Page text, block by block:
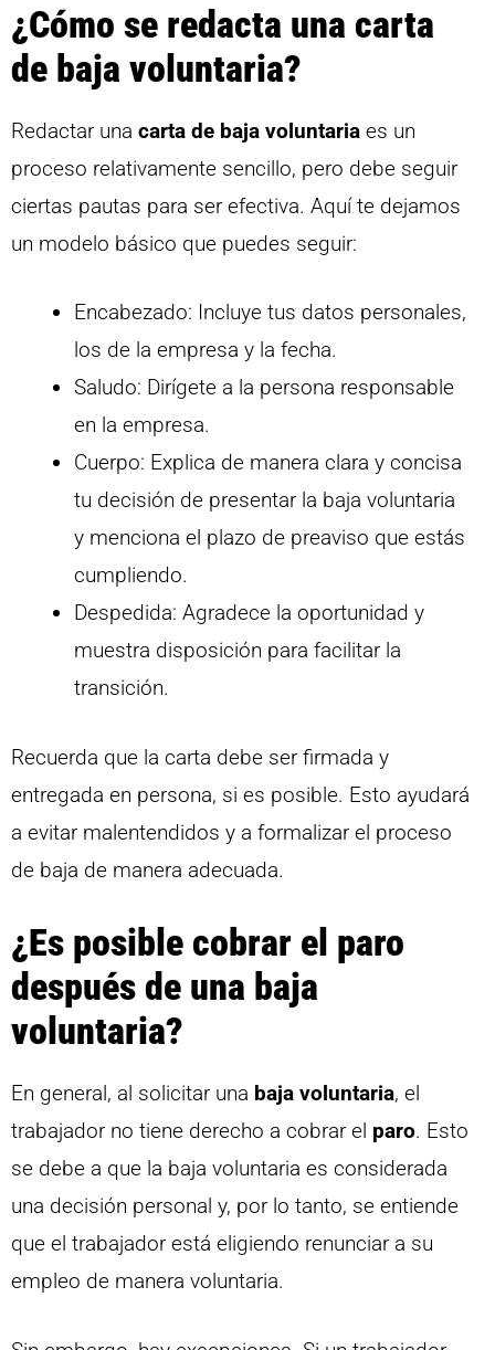
¿Cómo se redacta una carta
de baja voluntaria?
Redactar una carta de baja voluntaria es un
proceso relativamente sencillo, pero debe seguir
ciertas pautas para ser efectiva. Aquí te dejamos
un modelo básico que puedes seguir:
Encabezado: Incluye tus datos personales,
los de la empresa y la fecha.
Saludo: Dirígete a la persona responsable
en la empresa.
Cuerpo: Explica de manera clara y concisa
tu decisión de presentar la baja voluntaria
y menciona el plazo de preaviso que estás
cumpliendo.
Despedida: Agradece la oportunidad y
muestra disposición para facilitar la
transición.
Recuerda que la carta debe ser firmada y
entregada en persona, si es posible. Esto ayudará
a evitar malentendidos y a formalizar el proceso
de baja de manera adecuada.
¿Es posible cobrar el paro
después de una baja
voluntaria?
En general, al solicitar una baja voluntaria, el
trabajador no tiene derecho a cobrar el paro. Esto
se debe a que la baja voluntaria es considerada
una decisión personal y, por lo tanto, se entiende
que el trabajador está eligiendo renunciar a su
empleo de manera voluntaria.